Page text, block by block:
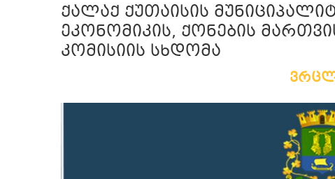
ქალაქ ქუთაისის
ეკონომიკის, ქონების
კომისიის სხდომა